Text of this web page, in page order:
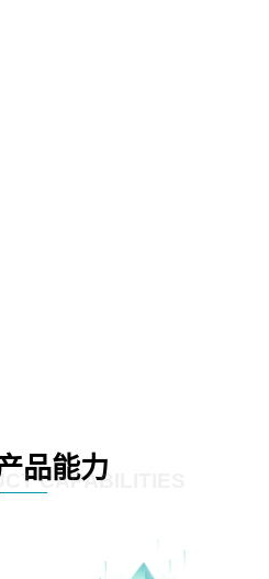
品能力
CAPABILITIES